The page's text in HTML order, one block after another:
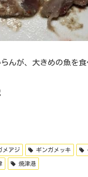
んが、大きめの魚を食
メアジ ギンガメッキ
焼津港